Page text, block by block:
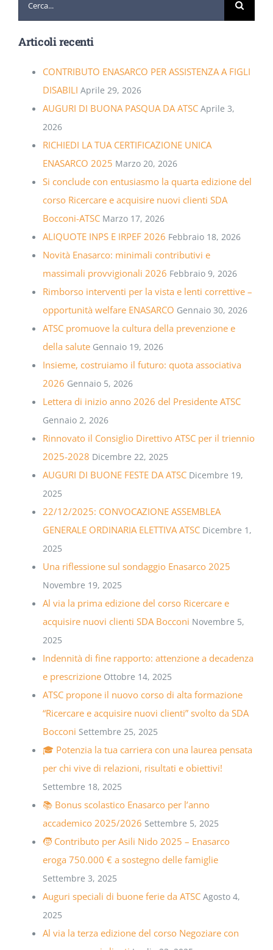
Articoli recenti
CONTRIBUTO ENASARCO PER ASSISTENZA A FIGLI
DISABILI Aprile 29, 2026
AUGURI DI BUONA PASQUA DA ATSC Aprile 3,
2026
RICHIEDI LA TUA CERTIFICAZIONE UNICA
ENASARCO 2025 Marzo 20, 2026
Si conclude con entusiasmo la quarta edizione del
corso Ricercare e acquisire nuovi clienti SDA
Bocconi-ATSC Marzo 17, 2026
ALIQUOTE INPS E IRPEF 2026 Febbraio 18, 2026
Novità Enasarco: minimali contributivi e
massimali provvigionali 2026 Febbraio 9, 2026
Rimborso interventi per la vista e lenti correttive –
opportunità welfare ENASARCO Gennaio 30, 2026
ATSC promuove la cultura della prevenzione e
della salute Gennaio 19, 2026
Insieme, costruiamo il futuro: quota associativa
2026 Gennaio 5, 2026
Lettera di inizio anno 2026 del Presidente ATSC
Gennaio 2, 2026
Rinnovato il Consiglio Direttivo ATSC per il triennio
2025-2028 Dicembre 22, 2025
AUGURI DI BUONE FESTE DA ATSC Dicembre 19,
2025
22/12/2025: CONVOCAZIONE ASSEMBLEA
GENERALE ORDINARIA ELETTIVA ATSC Dicembre 1,
2025
Una riflessione sul sondaggio Enasarco 2025
Novembre 19, 2025
Al via la prima edizione del corso Ricercare e
acquisire nuovi clienti SDA Bocconi Novembre 5,
2025
Indennità di fine rapporto: attenzione a decadenza
e prescrizione Ottobre 14, 2025
ATSC propone il nuovo corso di alta formazione
“Ricercare e acquisire nuovi clienti” svolto da SDA
Bocconi Settembre 25, 2025
🎓 Potenzia la tua carriera con una laurea pensata
per chi vive di relazioni, risultati e obiettivi!
Settembre 18, 2025
📚 Bonus scolastico Enasarco per l’anno
accademico 2025/2026 Settembre 5, 2025
🧒 Contributo per Asili Nido 2025 – Enasarco
eroga 750.000 € a sostegno delle famiglie
Settembre 3, 2025
Auguri speciali di buone ferie da ATSC Agosto 4,
2025
Al via la terza edizione del corso Negoziare con